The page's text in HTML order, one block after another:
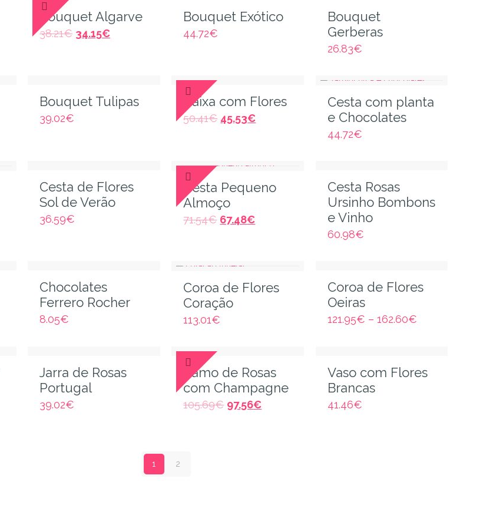
Bouquet Algarve
38.21€ 34.15€
Bouquet Exótico
44.72€
Bouquet
Gerberas
26.83€
Bouquet Tulipas
39.02€
Caixa com Flores
50.41€ 45.53€
Cesta com planta
e Chocolates
44.72€
Cesta de Flores
Sol de Verão
36.59€
Cesta Pequeno
Almoço
71.54€ 67.48€
Cesta Rosas
Ursinho Bombons
e Vinho
60.98€
Chocolates
Ferrero Rocher
8.05€
Coroa de Flores
Coração
113.01€
Coroa de Flores
Oeiras
121.95€ – 162.60€
Jarra de Rosas
Portugal
39.02€
Ramo de Rosas
com Champagne
105.69€ 97.56€
Vaso com Flores
Brancas
41.46€
1 2